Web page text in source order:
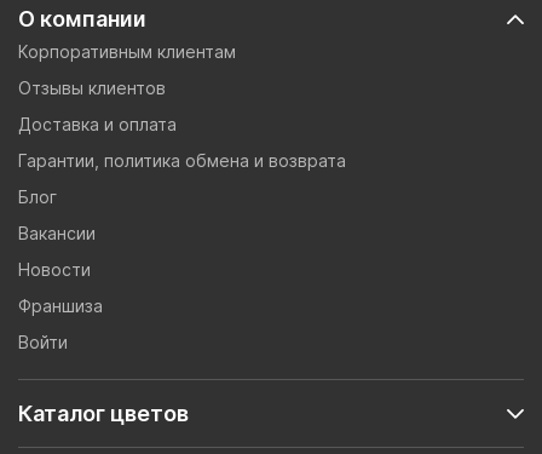
О компании
Корпоративным клиентам
Отзывы клиентов
Доставка и оплата
Гарантии, политика обмена и возврата
Блог
Вакансии
Новости
Франшиза
Войти
Каталог цветов